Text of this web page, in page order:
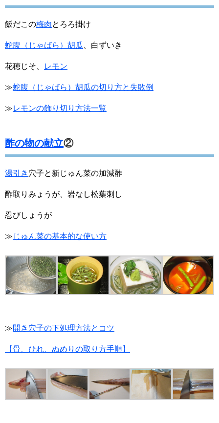
飯だこの梅肉とろろ掛け
蛇腹（じゃばら）胡瓜 、白ずいき
花穂じそ、 レモン
≫蛇腹（じゃばら）胡瓜の切り方と失敗例
≫レモンの飾り切り方法一覧
酢の物の献立②
湯引き 穴子と新じゅん菜の加減酢
酢取りみょうが、岩なし松葉刺し
忍びしょうが
≫ じゅん菜の基本的な使い方
≫開き穴子の下処理方法とコツ
【骨、ひれ、ぬめりの取り方手順】